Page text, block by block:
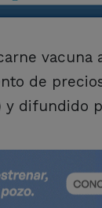
de
y difundido